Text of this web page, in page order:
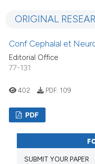
ORIGINAL
Conf Cephalal et
Editorial Office
77-131
402 PDF: 109
PDF
SUBMIT YOUR PAPER